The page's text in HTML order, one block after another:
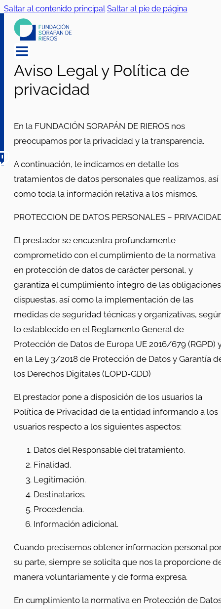
Saltar al contenido principal Saltar al pie de página
Aviso Legal y Política de
privacidad
En la FUNDACIÓN SORAPÁN DE RIEROS nos
preocupamos por la privacidad y la transparencia.
A continuación, le indicamos en detalle los
tratamientos de datos personales que realizamos, así
como toda la información relativa a los mismos.
PROTECCION DE DATOS PERSONALES –
El prestador se encuentra profundamente
comprometido con el cumplimiento de la normativa
en protección de datos de carácter personal, y
garantiza el cumplimiento íntegro de las obligaciones
dispuestas, así como la implementación de las
medidas de seguridad técnicas y organizativas,
lo establecido en el Reglamento General de
Protección de Datos de Europa UE 2016/679 (RGPD)
en la Ley 3/2018 de Protección de Datos y Garantía
los Derechos Digitales (LOPD-GDD)
El prestador pone a disposición de los usuarios la
Política de Privacidad de la entidad informando a los
usuarios respecto a los siguientes aspectos:
Datos del Responsable del tratamiento.
Finalidad.
Legitimación.
Destinatarios.
Procedencia.
Información adicional.
Cuando precisemos obtener información personal
su parte, siempre se solicita que nos la proporcione
manera voluntariamente y de forma expresa.
En cumplimiento la normativa en Protección de